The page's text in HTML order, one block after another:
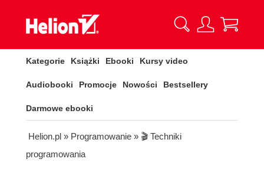
Kategorie Książki Ebooki Kursy video
Audiobooki Promocje Nowości Bestsellery
Darmowe ebooki
Helion.pl » Programowanie » 🎬 Techniki
programowania